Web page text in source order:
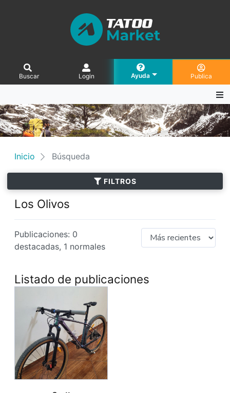
Buscar Login Ayuda Publica
Inicio Búsqueda
FILTROS
Los Olivos
Publicaciones: 0
destacadas, 1 normales
Listado de publicaciones